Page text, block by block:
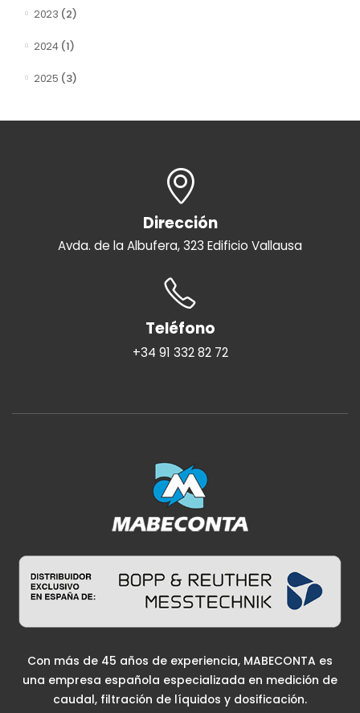
2023 (2)
2024(1)
2025 (3)
Dirección
Avda. de la Albufera, 323 Edificio Vallausa
Teléfono
+34 91 332 82 72
Con más de 45 años de experiencia, MABECONTA es
una empresa española especializada en medición de
caudal, filtración de líquidos y dosificación.